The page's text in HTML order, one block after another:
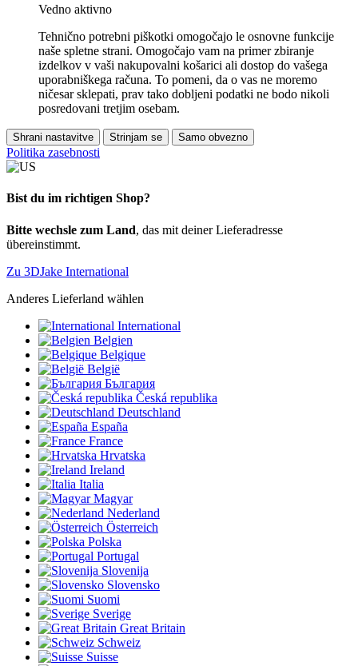
Vedno aktivno
Tehnično potrebni piškotki omogočajo le osnovne funkcije
naše spletne strani. Omogočajo vam na primer zbiranje
izdelkov v vaši nakupovalni košarici ali dostop do vašega
uporabniškega računa. To pomeni, da o vas ne moremo
ničesar sklepati, prav tako dobljeni podatki ne bodo nikoli
posredovani tretjim osebam.
Shrani nastavitve Strinjam se Samo obvezno
Politika zasebnosti
Bist du im richtigen Shop?
Bitte wechsle zum Land, das mit deiner Lieferadresse
übereinstimmt.
Zu 3DJake International
Anderes Lieferland wählen
International
Belgien
Belgique
België
България
Česká republika
Deutschland
España
France
Hrvatska
Ireland
Italia
Magyar
Nederland
Österreich
Polska
Portugal
Slovenija
Slovensko
Suomi
Sverige
Great Britain
Schweiz
Suisse